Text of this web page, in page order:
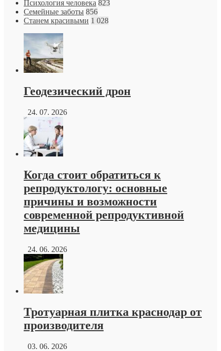
Психология человека 823
Семейные заботы 856
Станем красивыми 1 028
Геодезический дрон
24. 07. 2026
Когда стоит обратиться к
репродуктологу: основные
причины и возможности
современной репродуктивной
медицины
24. 06. 2026
Тротуарная плитка краснодар от
производителя
03. 06. 2026